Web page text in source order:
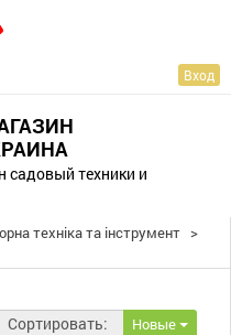
Вход
садовый техники и
техніка та інструмент >
Сортировать: Новые